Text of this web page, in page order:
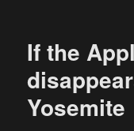
If the
Yosemite